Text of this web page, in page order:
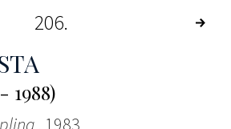
206
1988)
, 1983